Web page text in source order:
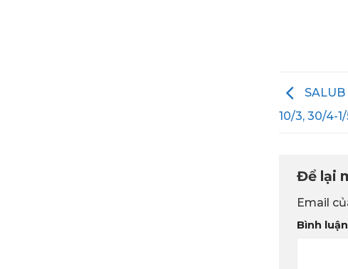
SALUB
10/3, 30/4-
Để lại
Email
Bình luận